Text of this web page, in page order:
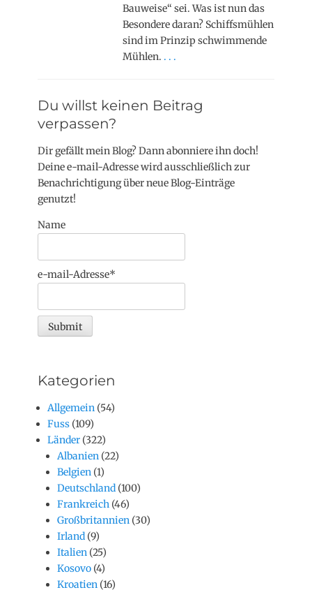
Bauweise“ sei. Was ist nun das
Besondere daran? Schiffsmühlen
sind im Prinzip schwimmende
Mühlen. . . .
Du willst keinen Beitrag
verpassen?
Dir gefällt mein Blog? Dann abonniere ihn doch!
Deine e-mail-Adresse wird ausschließlich zur
Benachrichtigung über neue Blog-Einträge
genutzt!
Name
e-mail-Adresse*
Kategorien
Allgemein (54)
Fuss (109)
Länder (322)
Albanien (22)
Belgien (1)
Deutschland (100)
Frankreich (46)
Großbritannien (30)
Irland (9)
Italien (25)
Kosovo (4)
Kroatien (16)